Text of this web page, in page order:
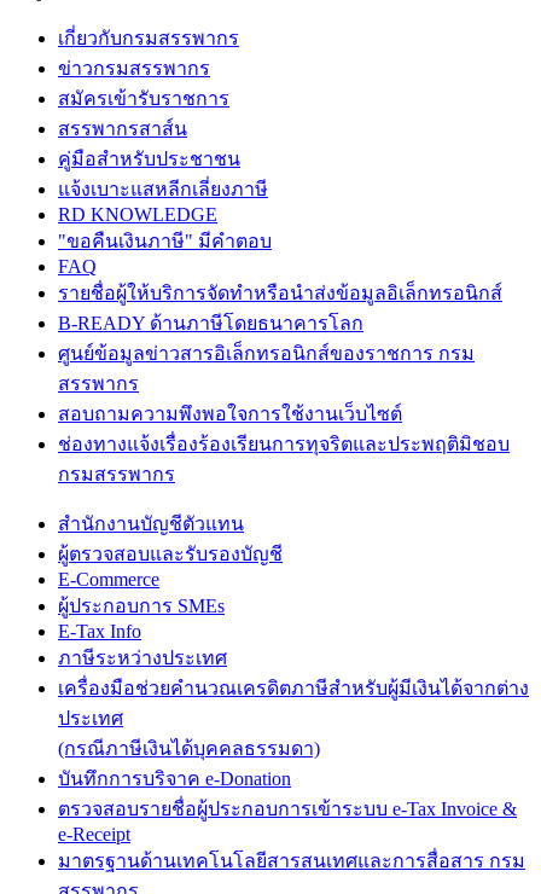
เกี่ยวกับกรมสรรพากร
ข่าวกรมสรรพากร
สมัครเข้ารับราชการ
สรรพากรสาส์น
คู่มือสำหรับประชาชน
แจ้งเบาะแสหลีกเลี่ยงภาษี
RD KNOWLEDGE
"ขอคืนเงินภาษี" มีคำตอบ
FAQ
รายชื่อผู้ให้บริการจัดทำหรือนำส่งข้อมูลอิเล็กทรอนิกส์
B-READY ด้านภาษีโดยธนาคารโลก
ศูนย์ข้อมูลข่าวสารอิเล็กทรอนิกส์ของราชการ กรม
สรรพากร
สอบถามความพึงพอใจการใช้งานเว็บไซต์
ช่องทางแจ้งเรื่องร้องเรียนการทุจริตและประพฤติมิชอบ
กรมสรรพากร
สำนักงานบัญชีตัวแทน
ผู้ตรวจสอบและรับรองบัญชี
E-Commerce
ผู้ประกอบการ SMEs
E-Tax Info
ภาษีระหว่างประเทศ
เครื่องมือช่วยคำนวณเครดิตภาษีสำหรับผู้มีเงินได้จากต่าง
ประเทศ
(กรณีภาษีเงินได้บุคคลธรรมดา)
บันทึกการบริจาค e-Donation
ตรวจสอบรายชื่อผู้ประกอบการเข้าระบบ e-Tax Invoice &
e-Receipt
มาตรฐานด้านเทคโนโลยีสารสนเทศและการสื่อสาร กรม